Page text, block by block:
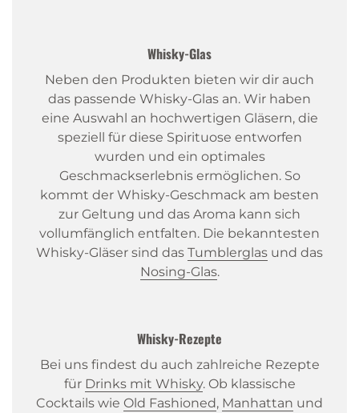
Whisky-Glas
Neben den Produkten bieten wir dir auch
das passende Whisky-Glas an. Wir haben
eine Auswahl an hochwertigen Gläsern, die
speziell für diese Spirituose entworfen
wurden und ein optimales
Geschmackserlebnis ermöglichen. So
kommt der Whisky-Geschmack am besten
zur Geltung und das Aroma kann sich
vollumfänglich entfalten. Die bekanntesten
Whisky-Gläser sind das Tumblerglas und das
Nosing-Glas.
Whisky-Rezepte
Bei uns findest du auch zahlreiche Rezepte
für Drinks mit Whisky. Ob klassische
Cocktails wie Old Fashioned, Manhattan und